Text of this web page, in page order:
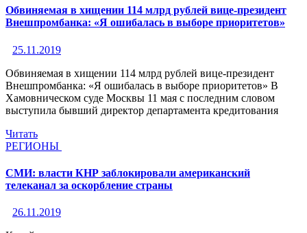
Обвиняемая в хищении 114 млрд рублей вице-президент
Внешпромбанка: «Я ошибалась в выборе приоритетов»
25.11.2019
Обвиняемая в хищении 114 млрд рублей вице-президент
Внешпромбанка: «Я ошибалась в выборе приоритетов» В
Хамовническом суде Москвы 11 мая с последним словом
выступила бывший директор департамента кредитования
Читать
РЕГИОНЫ
СМИ: власти КНР заблокировали американский
телеканал за оскорбление страны
26.11.2019